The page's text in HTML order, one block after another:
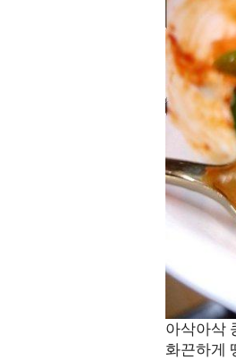
아삭아삭
화끈하게